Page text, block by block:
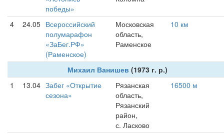
победы»
4 24.05 Всероссийский
полумарафон
«ЗаБег.РФ»
(Раменское)
Московская
область,
Раменское
10 км
Михаил Ванишев (1973 г. р.)
1
13.04 Забег «Открытие
сезона»
Рязанская
область,
Рязанский
район,
с. Ласково
16500 м